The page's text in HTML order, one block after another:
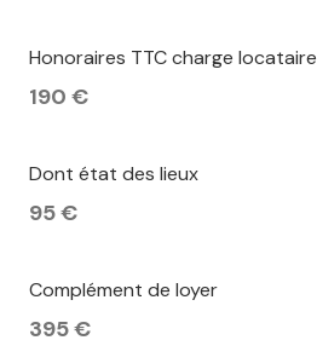
Honoraires TTC charge locataire
190 €
Dont état des lieux
95 €
Complément de loyer
395 €